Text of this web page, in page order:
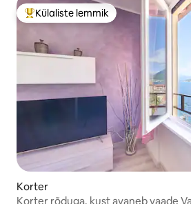
Külaliste suur lemmik
Külaliste lemmik
Korter
Korter rõduga, kust avaneb vaade